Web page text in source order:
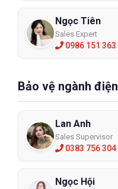
Ngọc Tiên
Sales Expert
0986 151 363
Bảo vệ ngành điện
Lan Anh
Sales Supervisor
0383 756 304
Ngọc Hội